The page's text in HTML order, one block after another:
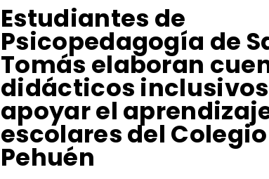
​Estudiantes de
Psicopedagogía de
Tomás elaboran
didácticos
apoyar el
escolares del Colegio
Pehuén